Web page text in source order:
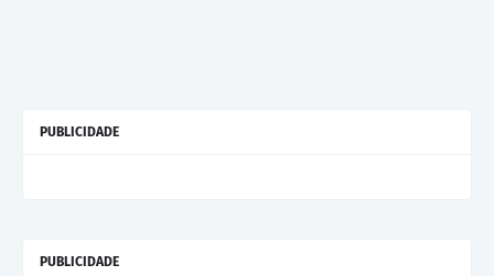
PUBLICIDADE
PUBLICIDADE